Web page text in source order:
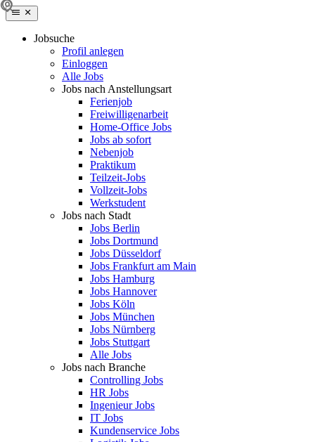
Jobsuche
Profil anlegen
Einloggen
Alle Jobs
Jobs nach Anstellungsart
Ferienjob
Freiwilligenarbeit
Home-Office Jobs
Jobs ab sofort
Nebenjob
Praktikum
Teilzeit-Jobs
Vollzeit-Jobs
Werkstudent
Jobs nach Stadt
Jobs Berlin
Jobs Dortmund
Jobs Düsseldorf
Jobs Frankfurt am Main
Jobs Hamburg
Jobs Hannover
Jobs Köln
Jobs München
Jobs Nürnberg
Jobs Stuttgart
Alle Jobs
Jobs nach Branche
Controlling Jobs
HR Jobs
Ingenieur Jobs
IT Jobs
Kundenservice Jobs